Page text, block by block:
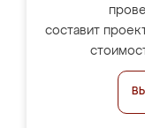
составит